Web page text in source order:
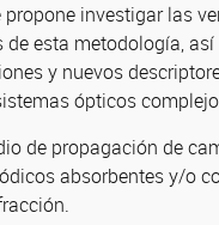
propone investigar las
de esta metodología,
y nuevos
ópticos
de propagación de
absorbentes y/o